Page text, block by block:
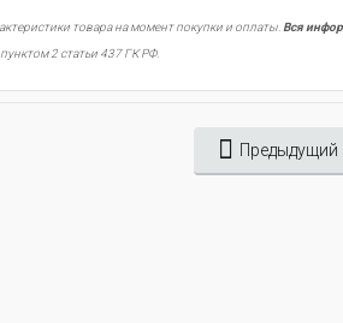
товара на момент покупки и оплаты.Вся
2 статьи 437 ГК РФ.
Предыдущий